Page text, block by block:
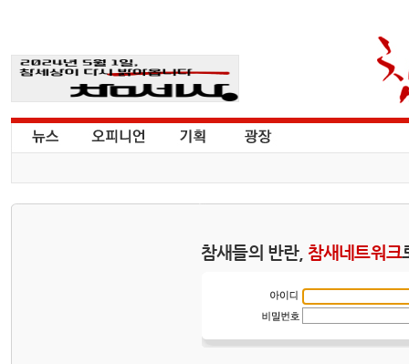
참새들의 반란, 참새네트워크